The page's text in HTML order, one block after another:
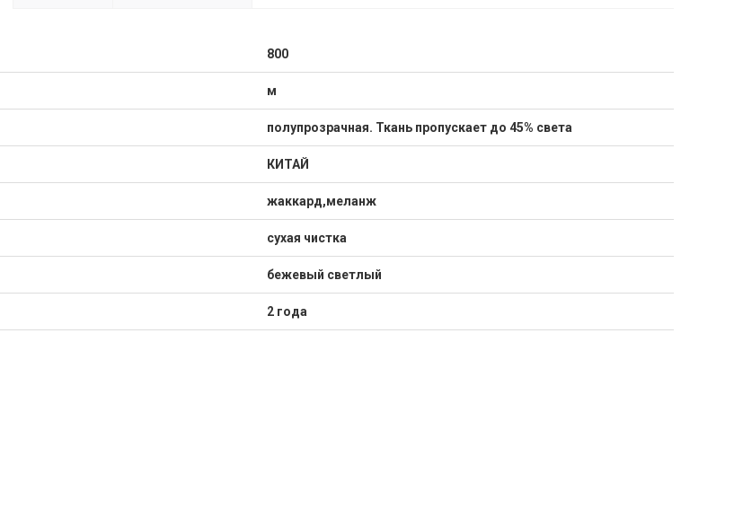
800
м
полупрозрачная. Ткань пропускает до 45% света
КИТАЙ
жаккард,меланж
сухая чистка
бежевый светлый
2 года